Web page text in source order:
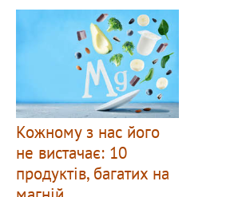
Кожному з нас його
не вистачає: 10
продуктів, багатих на